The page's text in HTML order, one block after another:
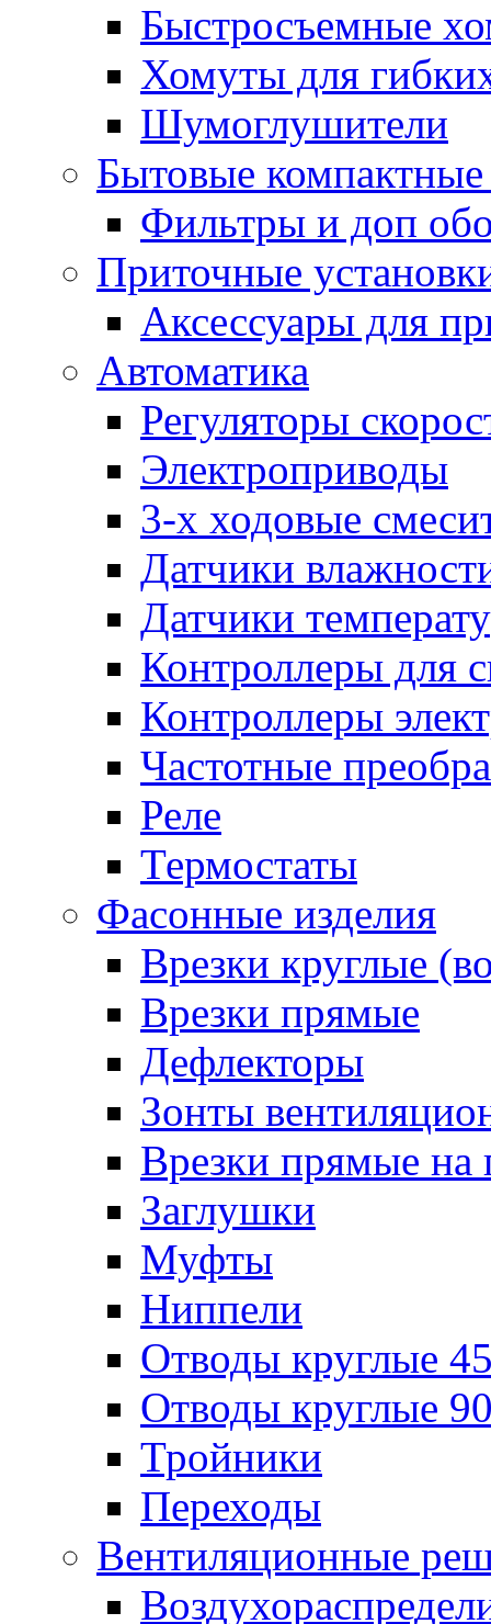
Быстросъемные
Хомуты для
Шумоглушители
Бытовые
Фильтры и доп
Приточные
Аксессуары для
Автоматика
Регуляторы
Электроприводы
3-х ходовые
Датчики
Датчики
Контроллеры для
Контроллеры
Частотные
Реле
Термостаты
Фасонные изделия
Врезки круглые
Врезки прямые
Дефлекторы
Зонты
Врезки прямые на
Заглушки
Муфты
Ниппели
Отводы круглые
Отводы круглые
Тройники
Переходы
Вентиляционные